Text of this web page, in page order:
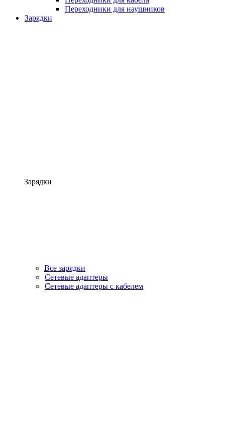
Переходники для наушников
Зарядки
Зарядки
Все зарядки
Сетевые адаптеры
Сетевые адаптеры с кабелем